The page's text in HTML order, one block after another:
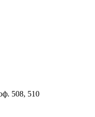
508, 510